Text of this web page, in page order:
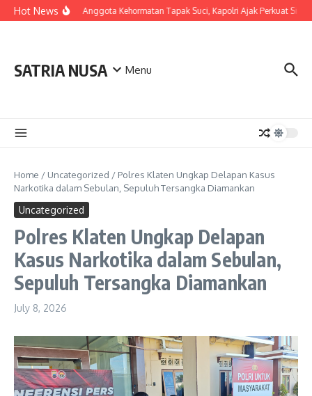
Skip to content
Hot News
LDianugerahi Anggota Kehormatan Tapak Suci, Kapolri Ajak Perkuat
SATRIA NUSA Menu
Home / Uncategorized / Polres Klaten Ungkap Delapan Kasus
Narkotika dalam Sebulan, Sepuluh Tersangka Diamankan
Uncategorized
Polres Klaten Ungkap Delapan
Kasus Narkotika dalam Sebulan,
Sepuluh Tersangka Diamankan
July 8, 2026